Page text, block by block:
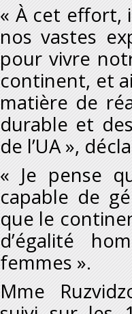
« À cet effort,
nos vastes
pour vivre
continent, et
matière de
durable et
de l’UA »,
« Je pense
capable de
que le
d’égalité
femmes ».
Mme